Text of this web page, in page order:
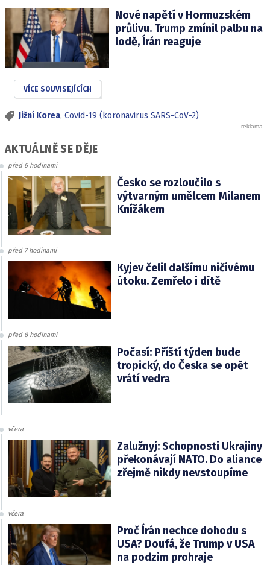
Nové napětí v Hormuzském
průlivu. Trump zmínil palbu na
lodě, Írán reaguje
VÍCE SOUVISEJÍCÍCH
Jižní Korea, Covid-19 (koronavirus SARS-CoV-2)
AKTUÁLNĚ SE DĚJE
před 6 hodinami
Česko se rozloučilo s
výtvarným umělcem Milanem
Knížákem
před 7 hodinami
Kyjev čelil dalšímu ničivému
útoku. Zemřelo i dítě
před 8 hodinami
Počasí: Příští týden bude
tropický, do Česka se opět
vrátí vedra
včera
Zalužnyj: Schopnosti Ukrajiny
překonávají NATO. Do aliance
zřejmě nikdy nevstoupíme
včera
Proč Írán nechce dohodu s
USA? Doufá, že Trump v USA
na podzim prohraje